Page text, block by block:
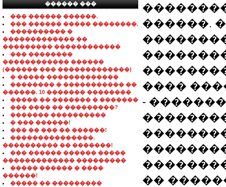
������ ���
���������������
��� ������ ������.
��� ������ ����� ��������.
���������� �
������������� ��
��������� ������������
��� ��������
������������ ������
(������ ��� �������������)
� ����� �������������
�������� � ����������� ��
������. 10 ������� ��������
����� �� ������� � �������
��� ���� �� ���������?
������� ����������
� ��� ������!
��� �� ��� �� ������!
���������������.
���������� �� �������!
��� ������ ������ �����
������������� ���������
����� ������ � ����
������!
����� �� ���������
������.
����
-
��